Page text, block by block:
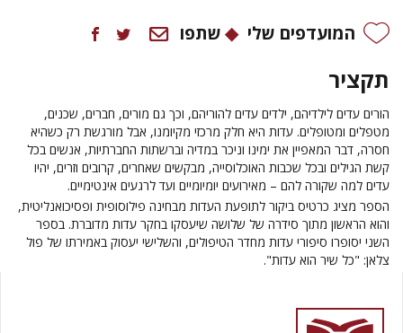
המועדפים שלי שתפו
תקציר
הורים עדים לילדיהם, ילדים עדים להוריהם, וכך גם מורים, חברים, שכנים,
מטפלים ומטופלים. עדות היא חלק מרכזי מקיומנו, אבל מורגשת רק כשהיא
חסרה, דבר המאפיין את ימינו וניכר במדיה וברשתות החברתיות, אנשים בכל
קשת הגילים ובכל שכבות האוכלוסייה, מבקשים שאחרים, קרובים וזרים, יהיו
עדים למה שקורה להם – מאירועים יומיומיים ועד לרגעים אינטימיים.
הספר מציג כרטיס ביקור לתופעת העדות מבחינה פילוסופית ופסיכואנליטית,
והוא הראשון מתוך סידרה של שלושה שיעסקו בחקר עדות מדוברת. בספר
השני יסופרו סיפורי עדות מחדר הטיפולים, והשלישי יעסוק באמירתו של פול
צלאן: "כל שיר הוא עדות".